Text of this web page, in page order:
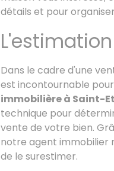
détails et pour
Dans le cadre d'une
est incontournable
immobilière à Saint-
technique pour
vente de votre bien.
notre agent immobilier
de le surestimer.